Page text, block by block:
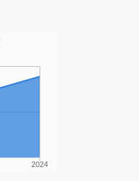
2024